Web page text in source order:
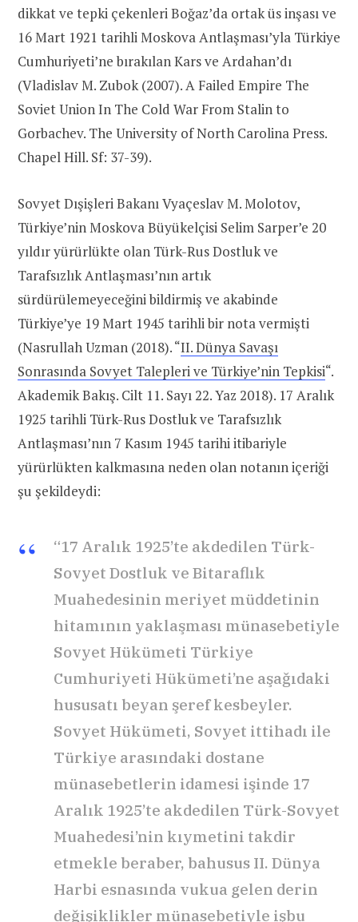
dikkat ve tepki çekenleri Boğaz’da ortak üs inşası ve
16 Mart 1921 tarihli Moskova Antlaşması’yla Türkiye
Cumhuriyeti’ne bırakılan Kars ve Ardahan’dı
(Vladislav M. Zubok (2007). A Failed Empire The
Soviet Union In The Cold War From Stalin to
Gorbachev. The University of North Carolina Press.
Chapel Hill. Sf: 37-39).
Sovyet Dışişleri Bakanı Vyaçeslav M. Molotov,
Türkiye’nin Moskova Büyükelçisi Selim Sarper’e 20
yıldır yürürlükte olan Türk-Rus Dostluk ve
Tarafsızlık Antlaşması’nın artık
sürdürülemeyeceğini bildirmiş ve akabinde
Türkiye’ye 19 Mart 1945 tarihli bir nota vermişti
(Nasrullah Uzman (2018). “II. Dünya Savaşı
Sonrasında Sovyet Talepleri ve Türkiye’nin Tepkisi“.
Akademik Bakış. Cilt 11. Sayı 22. Yaz 2018). 17 Aralık
1925 tarihli Türk-Rus Dostluk ve Tarafsızlık
Antlaşması’nın 7 Kasım 1945 tarihi itibariyle
yürürlükten kalkmasına neden olan notanın içeriği
şu şekildeydi:
“17 Aralık 1925’te akdedilen Türk-
Sovyet Dostluk ve Bitaraflık
Muahedesinin meriyet müddetinin
hitamının yaklaşması münasebetiyle
Sovyet Hükümeti Türkiye
Cumhuriyeti Hükümeti’ne aşağıdaki
hususatı beyan şeref kesbeyler.
Sovyet Hükümeti, Sovyet ittihadı ile
Türkiye arasındaki dostane
münasebetlerin idamesi işinde 17
Aralık 1925’te akdedilen Türk-Sovyet
Muahedesi’nin kıymetini takdir
etmekle beraber, bahusus II. Dünya
Harbi esnasında vukua gelen derin
değişiklikler münasebetiyle işbu